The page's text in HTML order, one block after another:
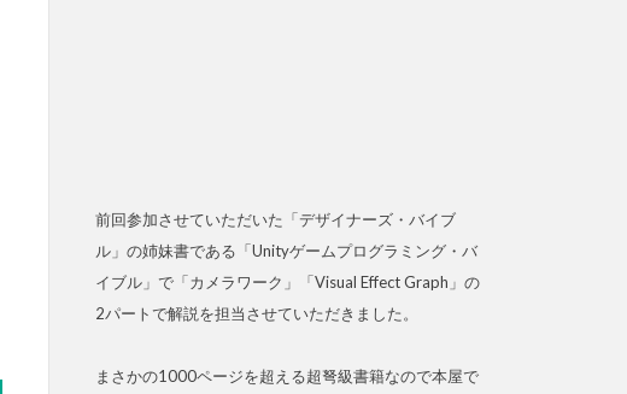
前回参加させていただいた「デザイナーズ・バイブ
ル」の姉妹書である「Unityゲームプログラミング・バ
イブル」で「カメラワーク」「Visual Effect Graph」の
2パートで解説を担当させていただきました。
まさかの1000ページを超える超弩級書籍なので本屋で